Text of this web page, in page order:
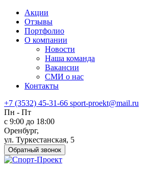
Акции
Отзывы
Портфолио
О компании
Новости
Наша команда
Вакансии
СМИ о нас
Контакты
+7 (3532) 45-31-66 sport-proekt@mail.ru
Пн - Пт
с 9:00 до 18:00
Оренбург,
ул. Туркестанская, 5
Обратный звонок